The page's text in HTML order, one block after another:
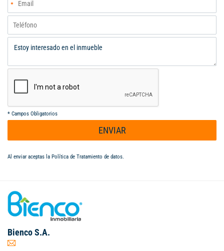
* Campos Obligatorios
ENVIAR
Al enviar aceptas la Política de Tratamiento de datos.
Bienco S.A.